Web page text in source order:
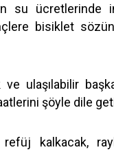
su ücretlerinde
bisiklet
ulaşılabilir
şöyle dile
refüj kalkacak,